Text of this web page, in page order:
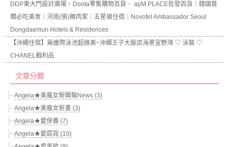
DDP東大門設計廣場、Doota零售購物百貨、 apM PLACE批發百貨｜韓國首
爾必吃美食｜河南(張)豬肉家｜五星級住宿｜Novotel Ambassador Seoul
Dongdaemun Hotels & Residences
【沖繩住宿】無邊際泳池超級美~沖繩王子大飯店海景宜野灣 ♡ 泳裝 ♡
CHANEL戰利品
文章分類
Angela★美魔女新聞報News (3)
Angela★美魔女新書 (3)
Angela★愛保養 (7)
Angela★愛窈窕 (10)